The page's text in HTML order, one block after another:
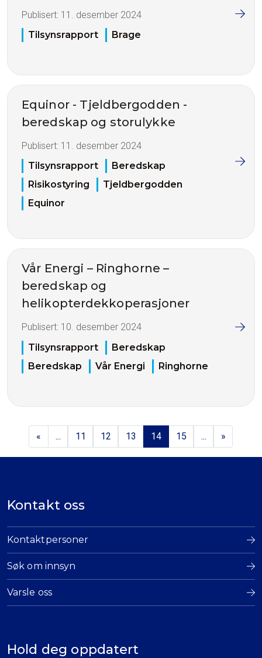
Publisert: 11. desember 2024
Tilsynsrapport
Brage
Equinor - Tjeldbergodden -
beredskap og storulykke
Publisert: 11. desember 2024
Tilsynsrapport
Beredskap
Risikostyring
Tjeldbergodden
Equinor
Vår Energi – Ringhorne –
beredskap og
helikopterdekkoperasjoner
Publisert: 10. desember 2024
Tilsynsrapport
Beredskap
Beredskap
Vår Energi Ringhorne
« ... 11 12 13 14 15 ... »
Kontakt oss
Kontaktpersoner
Søk om innsyn
Varsle oss
Hold deg oppdatert